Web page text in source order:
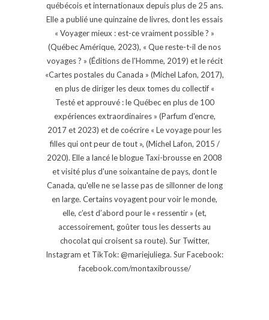
québécois et internationaux depuis plus de 25 ans.
Elle a publié une quinzaine de livres, dont les essais
« Voyager mieux : est-ce vraiment possible ? »
(Québec Amérique, 2023), « Que reste-t-il de nos
voyages ? » (Éditions de l'Homme, 2019) et le récit
«Cartes postales du Canada » (Michel Lafon, 2017),
en plus de diriger les deux tomes du collectif «
Testé et approuvé : le Québec en plus de 100
expériences extraordinaires » (Parfum d'encre,
2017 et 2023) et de coécrire « Le voyage pour les
filles qui ont peur de tout », (Michel Lafon, 2015 /
2020). Elle a lancé le blogue Taxi-brousse en 2008
et visité plus d'une soixantaine de pays, dont le
Canada, qu'elle ne se lasse pas de sillonner de long
en large. Certains voyagent pour voir le monde,
elle, c’est d’abord pour le « ressentir » (et,
accessoirement, goûter tous les desserts au
chocolat qui croisent sa route). Sur Twitter,
Instagram et TikTok: @mariejuliega. Sur Facebook:
facebook.com/montaxibrousse/